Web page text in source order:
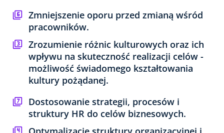
Zmniejszenie oporu przed zmianą wśród
pracowników.
Zrozumienie różnic kulturowych oraz ich
wpływu na skuteczność realizacji celów -
możliwość świadomego kształtowania
kultury pożądanej.
Dostosowanie strategii, procesów i
struktury HR do celów biznesowych.